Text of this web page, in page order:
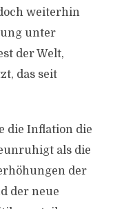
weiterhin
unter
der Welt,
das seit
die Inflation die
als die
der
der neue